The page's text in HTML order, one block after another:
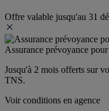
Offre valable jusqu'au 31
Assurance prévoyance
Jusqu'à 2 mois offerts sur
TNS.
Voir conditions en agence